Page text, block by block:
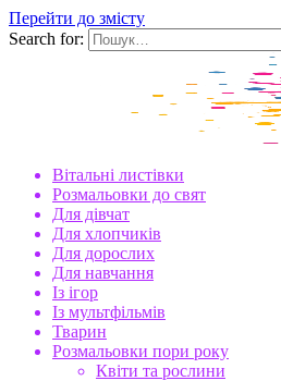
Перейти до змісту
Search for:
Вітальні листівки
Розмальовки до свят
Для дівчат
Для хлопчиків
Для дорослих
Для навчання
Із ігор
Із мультфільмів
Тварин
Розмальовки пори року
Квіти та рослини